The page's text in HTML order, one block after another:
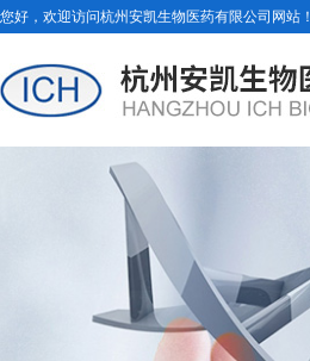
您好，欢迎访问杭州安凯生物医药有限公司网站！